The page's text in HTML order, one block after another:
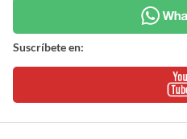
Suscríbete en: